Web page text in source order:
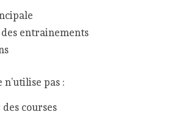
entrainements
n’utilise pas :
courses